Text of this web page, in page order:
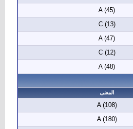
A (45)
C (13)
A (47)
C (12)
A (48)
المعنى
A (108)
A (180)